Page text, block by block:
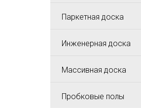
Паркетная доска
Инженерная доска
Массивная доска
Пробковые полы